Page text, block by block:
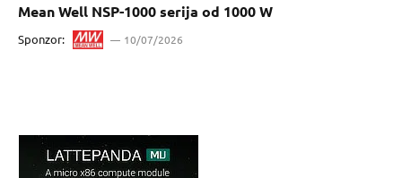
Mean Well NSP-1000 serija od 1000 W
Sponzor: 10/07/2026